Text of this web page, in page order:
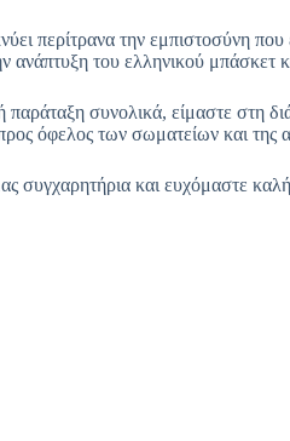
περίτρανα την εμπιστοσύνη
ανάπτυξη του ελληνικού μπάσκετ
παράταξη συνολικά, είμαστε στη
όφελος των σωματείων και της
συγχαρητήρια και ευχόμαστε